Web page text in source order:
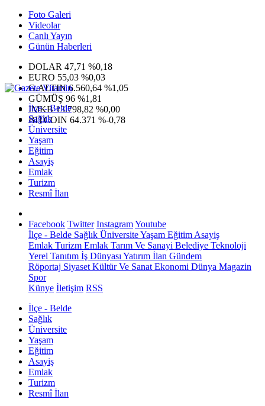
Foto Galeri
Videolar
Canlı Yayın
Günün Haberleri
DOLAR 47,71 %0,18
EURO 55,03 %0,03
G.ALTIN6.560,64 %1,05
GÜMÜŞ 96 %1,81
IMKB13.798,82 %0,00
BITCOIN 64.371 %-0,78
İlçe - Belde
Sağlık
Üniversite
Yaşam
Eğitim
Asayiş
Emlak
Turizm
Resmî İlan
Facebook Twitter InstagramYoutube
İlçe - Belde Sağlık ÜniversiteYaşam Eğitim Asayiş
Emlak Turizm Emlak Tarım Ve Sanayi Belediye Teknoloji
Yerel Tanıtım İş Dünyası Yatırım İlan Gündem
Röportaj Siyaset Kültür Ve Sanat Ekonomi Dünya Magazin
Spor
Künye İletişim RSS
İlçe - Belde
Sağlık
Üniversite
Yaşam
Eğitim
Asayiş
Emlak
Turizm
Resmî İlan